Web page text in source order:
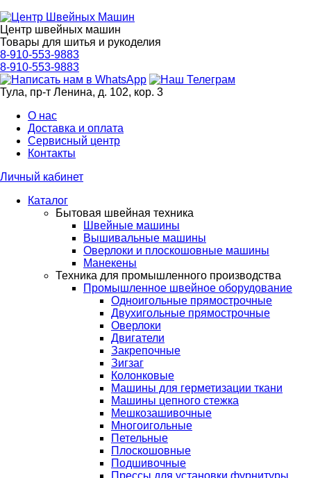
Центр швейных машин
Товары для шитья и рукоделия
8-910-553-9883
8-910-553-9883
Тула, пр-т Ленина, д. 102, кор. 3
О нас
Доставка и оплата
Сервисный центр
Контакты
Личный кабинет
Каталог
Бытовая швейная техника
Швейные машины
Вышивальные машины
Оверлоки и плоскошовные машины
Манекены
Техника для промышленного производства
Промышленное швейное оборудование
Одноигольные прямострочные
Двухигольные прямострочные
Оверлоки
Двигатели
Закрепочные
Зигзаг
Колонковые
Машины для герметизации ткани
Машины цепного стежка
Мешкозашивочные
Многоигольные
Петельные
Плоскошовные
Подшивочные
Прессы для установки фурнитуры